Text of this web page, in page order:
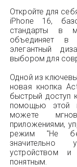
Откройте для
iPhone 16,
стандарты в
объединяет в
элегантный
выбором для
Одной из
новая кнопка
быстрый доступ
помощью этой
можете
приложениями,
режим "Не
значительно
устройством
понятным.